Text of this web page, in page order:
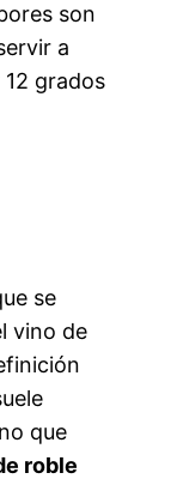
son
a
grados
se
vino de
que
roble